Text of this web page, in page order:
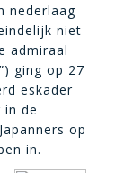
nederlaag
niet
admiraal
ging op 27
eskader
de
op
in.